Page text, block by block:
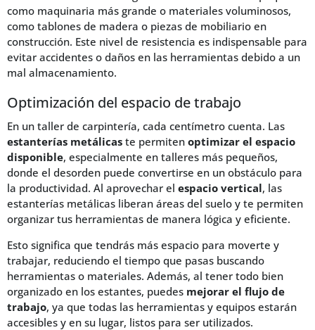
como maquinaria más grande o materiales voluminosos,
como tablones de madera o piezas de mobiliario en
construcción. Este nivel de resistencia es indispensable para
evitar accidentes o daños en las herramientas debido a un
mal almacenamiento.
Optimización del espacio de trabajo
En un taller de carpintería, cada centímetro cuenta. Las
estanterías metálicas te permiten optimizar el espacio
disponible, especialmente en talleres más pequeños,
donde el desorden puede convertirse en un obstáculo para
la productividad. Al aprovechar el espacio vertical, las
estanterías metálicas liberan áreas del suelo y te permiten
organizar tus herramientas de manera lógica y eficiente.
Esto significa que tendrás más espacio para moverte y
trabajar, reduciendo el tiempo que pasas buscando
herramientas o materiales. Además, al tener todo bien
organizado en los estantes, puedes mejorar el flujo de
trabajo, ya que todas las herramientas y equipos estarán
accesibles y en su lugar, listos para ser utilizados.